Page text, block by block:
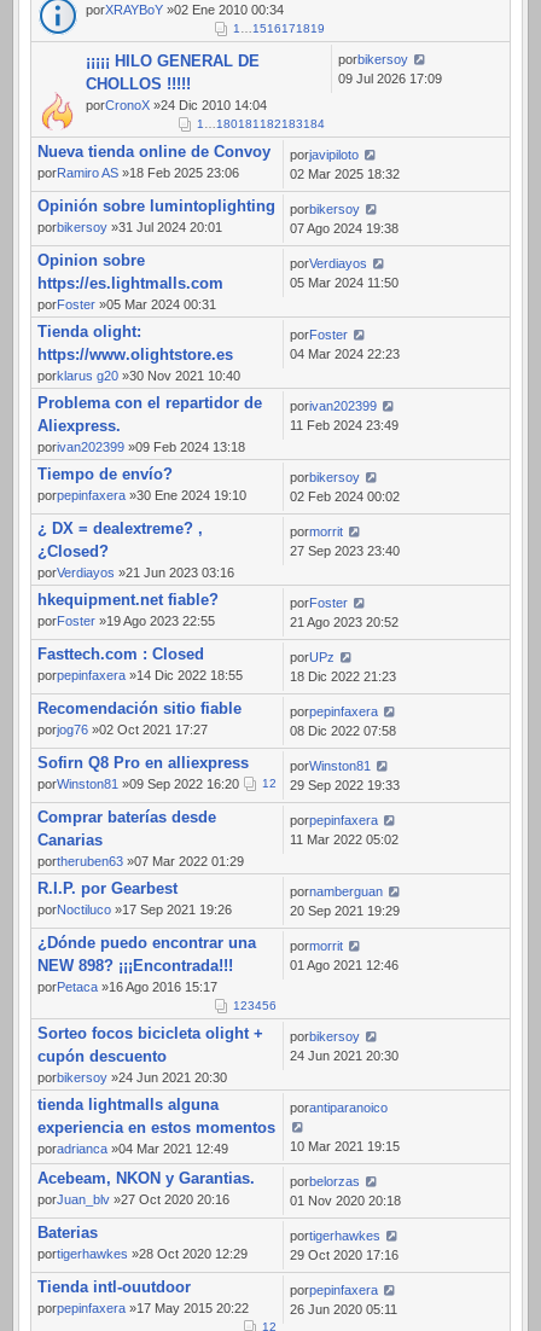
porXRAYBoY »02 Ene 2010 00:34
1…1516171819
¡¡¡¡¡ HILO GENERAL DE
CHOLLOS !!!!!
porCronoX »24 Dic 2010 14:04
1…180181182183184
porbikersoy
09 Jul 2026 17:09
Nueva tienda online de Convoy
porRamiro AS »18 Feb 2025 23:06
porjavipiloto
02 Mar 2025 18:32
Opinión sobre lumintoplighting
porbikersoy »31 Jul 2024 20:01
porbikersoy
07 Ago 2024 19:38
Opinion sobre
https://es.lightmalls.com
porFoster »05 Mar 2024 00:31
porVerdiayos
05 Mar 2024 11:50
Tienda olight:
https://www.olightstore.es
porklarus g20 »30 Nov 2021 10:40
porFoster
04 Mar 2024 22:23
Problema con el repartidor de
Aliexpress.
porivan202399 »09 Feb 2024 13:18
porivan202399
11 Feb 2024 23:49
Tiempo de envío?
porpepinfaxera »30 Ene 2024 19:10
porbikersoy
02 Feb 2024 00:02
¿ DX = dealextreme? ,
¿Closed?
porVerdiayos »21 Jun 2023 03:16
pormorrit
27 Sep 2023 23:40
hkequipment.net fiable?
porFoster »19 Ago 2023 22:55
porFoster
21 Ago 2023 20:52
Fasttech.com : Closed
porpepinfaxera »14 Dic 2022 18:55
porUPz
18 Dic 2022 21:23
Recomendación sitio fiable
porjog76 »02 Oct 2021 17:27
porpepinfaxera
08 Dic 2022 07:58
Sofirn Q8 Pro en alliexpress
porWinston81 »09 Sep 2022 16:20 12
porWinston81
29 Sep 2022 19:33
Comprar baterías desde
Canarias
portheruben63 »07 Mar 2022 01:29
porpepinfaxera
11 Mar 2022 05:02
R.I.P. por Gearbest
porNoctiluco »17 Sep 2021 19:26
pornamberguan
20 Sep 2021 19:29
¿Dónde puedo encontrar una
NEW 898? ¡¡¡Encontrada!!!
porPetaca »16 Ago 2016 15:17
123456
pormorrit
01 Ago 2021 12:46
Sorteo focos bicicleta olight +
cupón descuento
porbikersoy »24 Jun 2021 20:30
porbikersoy
24 Jun 2021 20:30
tienda lightmalls alguna
experiencia en estos momentos
poradrianca »04 Mar 2021 12:49
porantiparanoico
10 Mar 2021 19:15
Acebeam, NKON y Garantias.
porJuan_blv »27 Oct 2020 20:16
porbelorzas
01 Nov 2020 20:18
Baterias
portigerhawkes »28 Oct 2020 12:29
portigerhawkes
29 Oct 2020 17:16
Tienda intl-ouutdoor
porpepinfaxera »17 May 2015 20:22
12
porpepinfaxera
26 Jun 2020 05:11